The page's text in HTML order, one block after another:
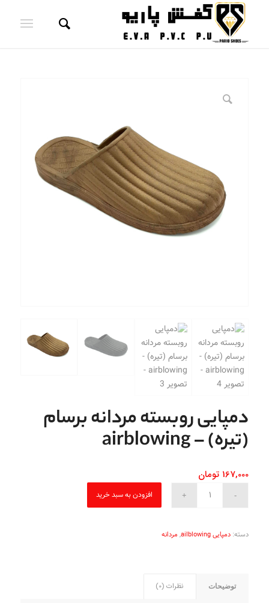
دمپایی روبسته مردانه برسام
(تیره) – airblowing
167,000 تومان
افزودن به سبد خرید
دسته: دمپایی ailblowing , مردانه
توضیحات نظرات (0)